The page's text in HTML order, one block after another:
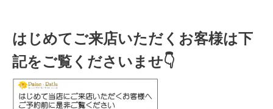
はじめてご来店いただくお客様は下
記をご覧くださいませ👇